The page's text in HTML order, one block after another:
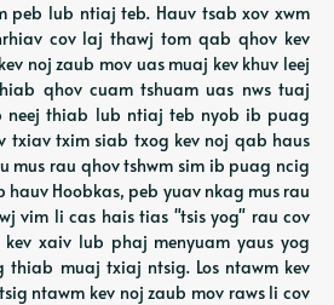
peb lub ntiaj teb. Hauv tsab xov xwm
cov laj thawj tom qab qhov kev
noj zaub mov uas muaj kev khuv leej
qhov cuam tshuam uas nws tuaj
neej thiab lub ntiaj teb nyob ib puag
txiav txim siab txog kev noj qab haus
mus rau qhov tshwm sim ib puag ncig
Hoobkas, peb yuav nkag mus rau
vim li cas hais tias "tsis yog" rau cov
xaiv lub phaj menyuam yaus yog
thiab muaj txiaj ntsig. Los ntawm kev
ntawm kev noj zaub mov raws li cov